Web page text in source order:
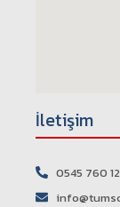
İletişim
0545 760